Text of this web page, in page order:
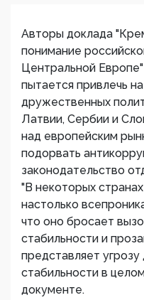
Авторы доклада
понимание
Центральной
пытается привлечь
дружественных
Латвии, Сербии и
над европейским
подорвать
законодательство
"В некоторых
настолько
что оно бросает
стабильности и
представляет
стабильности в
документе.